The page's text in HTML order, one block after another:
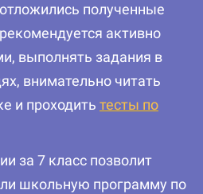
полученные
активно
выполнять задания в
внимательно читать
и проходить тесты по
за 7 класс позволит
школьную программу по